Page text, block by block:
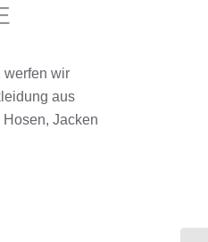
werfen wir
aus
Jacken